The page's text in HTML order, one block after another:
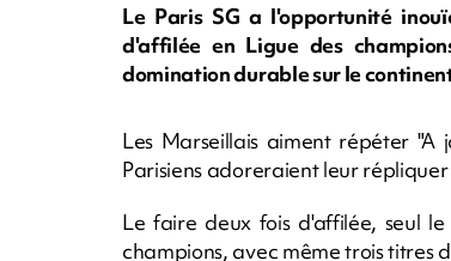
Le Paris SG a l'opportunité
d'affilée en Ligue des
domination durable sur le
Les Marseillais aiment répéter
Parisiens adoreraient leur
Le faire deux fois d'affilée, seul
champions, avec même trois titres